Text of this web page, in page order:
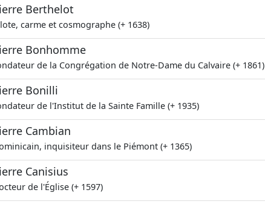
Berthelot
carme et cosmographe (+ 1638)
Bonhomme
de la Congrégation de Notre-Dame du Calvaire (+ 1861)
Bonilli
de l'Institut de la Sainte Famille (+ 1935)
Cambian
inquisiteur dans le Piémont (+ 1365)
Canisius
de l'Église (+ 1597)